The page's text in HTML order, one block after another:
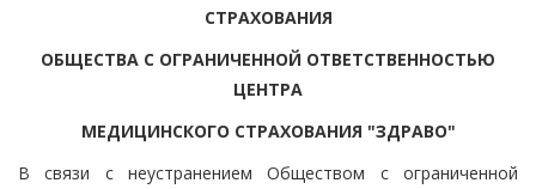
СТРАХОВАНИЯ
ОБЩЕСТВА С ОГРАНИЧЕННОЙ ОТВЕТСТВЕННОСТЬЮ
ЦЕНТРА
МЕДИЦИНСКОГО СТРАХОВАНИЯ "ЗДРАВО"
В связи с неустранением Обществом с ограниченной